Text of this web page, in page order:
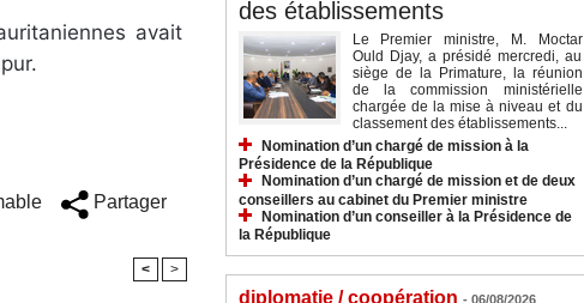
avait
Partager
< >
des établissements
Le Premier ministre, M. Moctar
Ould Djay, a présidé mercredi, au
siège de la Primature, la réunion
de la commission ministérielle
chargée de la mise à niveau et du
classement des établissements...
Nomination d’un chargé de mission à la
Présidence de la République
Nomination d’un chargé de mission et de deux
conseillers au cabinet du Premier ministre
Nomination d’un conseiller à la Présidence de
la République
diplomatie / coopération - 06/08/2026